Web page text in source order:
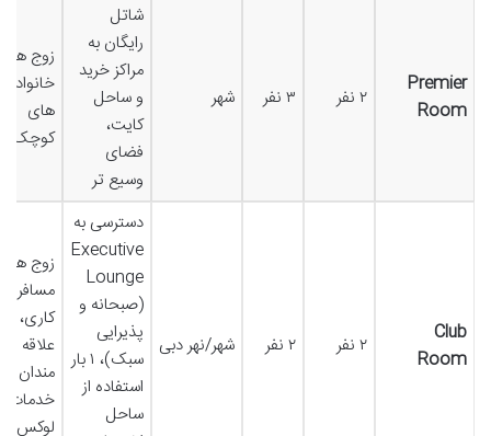
Premier
Room
۲ نفر ۳ نفر شهر
شاتل
رایگان به
مراکز خرید
و ساحل
کایت،
فضای
وسیع تر
زوج ها،
خانواده
های
کوچک
Club
Room
۲ نفر ۲ نفر شهر/نهر دبی
دسترسی به
Executive
Lounge
(صبحانه و
پذیرایی
سبک)، ۱ بار
استفاده از
ساحل
زوج ها،
مسافران
کاری،
علاقه
مندان به
خدمات
لوکس